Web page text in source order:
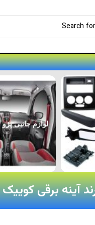
لوازم جانبی پژو ۲۰۷
آینه برقی کوییک